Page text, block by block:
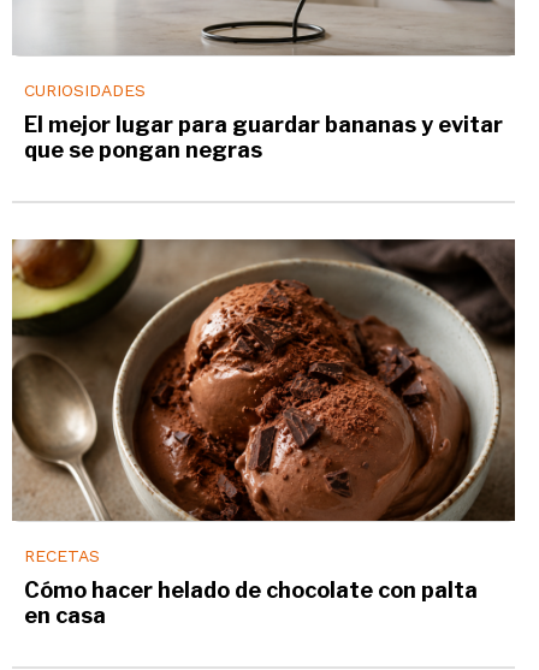
CURIOSIDADES
El mejor lugar para guardar bananas y evitar
que se pongan negras
RECETAS
Cómo hacer helado de chocolate con palta
en casa